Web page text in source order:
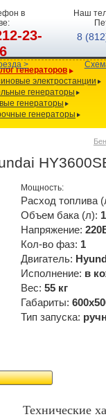
в
23-
>
Наш
8
генераторов
электростанции
генераторы
генераторы
генераторы
Мощность:
Расход топлива
Объем бака (л):
Напряжение:
Кол-во фаз: 1
Двигатель:
Исполнение: в
Вес: 55 кг
Габариты:
Тип запуска:
Технические